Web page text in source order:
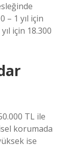
– 1 yıl için
için 18.300
TL ile
korumada
ise